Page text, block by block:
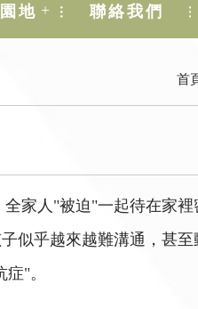
地 + 聯絡我們
首
家人"被迫"一起待在家裡
似乎越來越難溝通，甚至
"。